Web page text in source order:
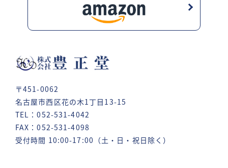
〒451-0062
名古屋市西区花の木1丁目13-15
TEL：052-531-4042
FAX：052-531-4098
受付時間 10:00-17:00（土・日・祝日除く）